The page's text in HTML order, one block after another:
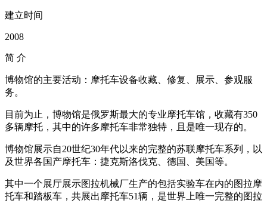
建立时间
2008
简 介
博物馆的主要活动：摩托车设备收藏、修复、展示、参观服
务。
目前为止，博物馆是俄罗斯最大的专业摩托车馆，收藏有350
多辆摩托，其中的许多摩托车非常独特，且是唯一现存的。
博物馆展示自20世纪30年代以来的完整的苏联摩托车系列，以
及世界各国产摩托车：捷克斯洛伐克、德国、美国等。
其中一个展厅展示图拉机械厂生产的包括实验车在内的图拉摩
托车和踏板车，共展出摩托车51辆，是世界上唯一完整的图拉